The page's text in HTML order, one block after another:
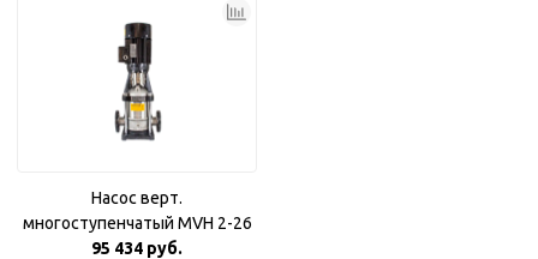
Насос верт.
многоступенчатый MVH 2-26
(Qном 2м3, Hном 194м, DN25,
95 434 руб.